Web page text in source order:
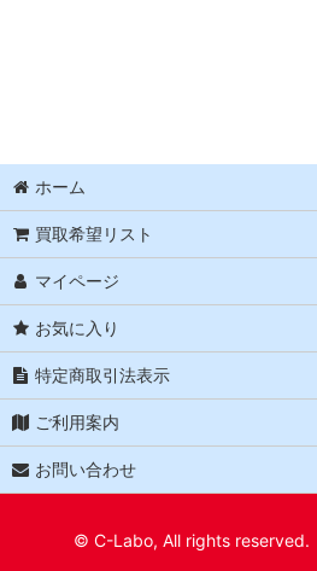
ホーム
買取希望リスト
マイページ
お気に入り
特定商取引法表示
ご利用案内
お問い合わせ
© C-Labo, All rights reserved.